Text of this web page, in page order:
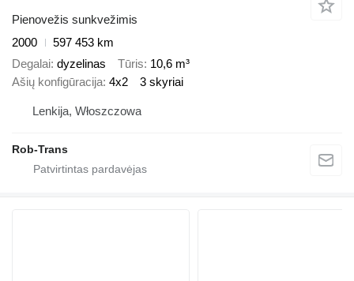
Pienovežis sunkvežimis
2000
597 453 km
Degalai dyzelinas Tūris 10,6 m³
Ašių konfigūracija 4x2 3 skyriai
Lenkija, Włoszczowa
Rob-Trans